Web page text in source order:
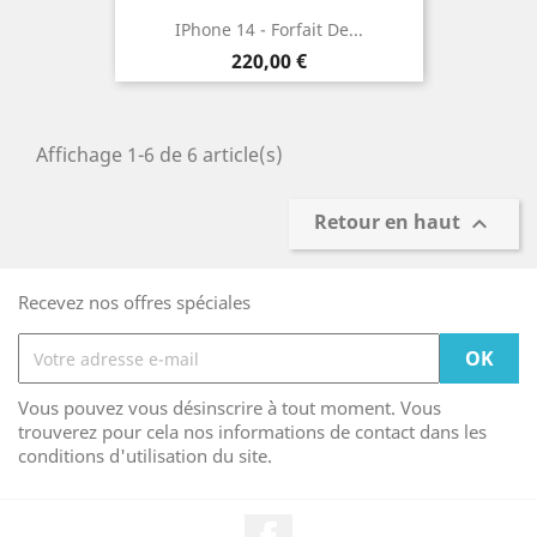
IPhone 14 - Forfait De...
Prix
220,00 €
Affichage 1-6 de 6 article(s)
Retour en haut 
Recevez nos offres spéciales
Vous pouvez vous désinscrire à tout moment. Vous
trouverez pour cela nos informations de contact dans les
conditions d'utilisation du site.